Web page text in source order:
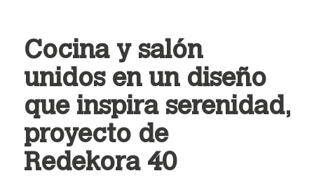
Cocina y salón
unidos en un diseño
que inspira serenidad,
proyecto de
Redekora 40